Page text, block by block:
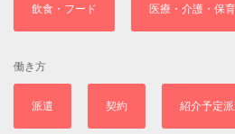
飲食・フード 医療・介護・保育
働き方
派遣 契約 紹介予定